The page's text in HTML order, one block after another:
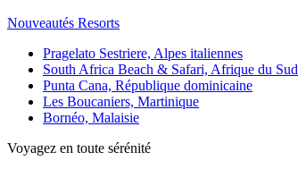
Nouveautés Resorts
Pragelato Sestriere, Alpes italiennes
South Africa Beach & Safari, Afrique du Sud
Punta Cana, République dominicaine
Les Boucaniers, Martinique
Bornéo, Malaisie
Voyagez en toute sérénité